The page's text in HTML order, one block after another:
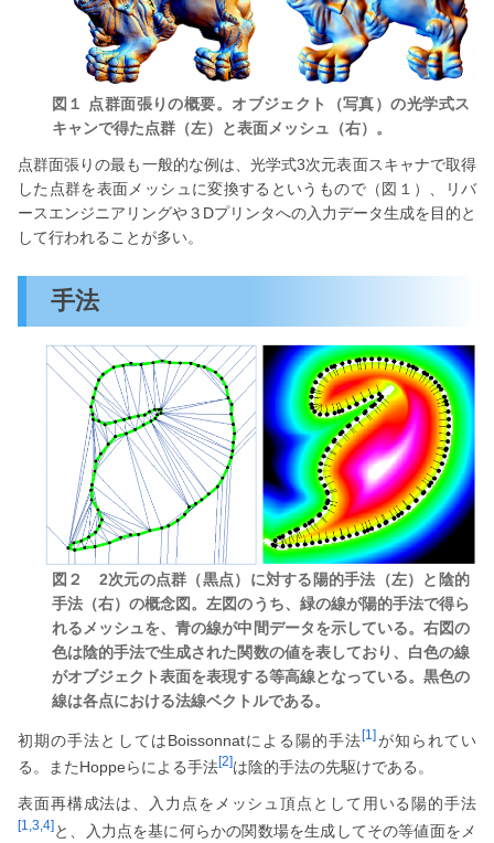
図１ 点群面張りの概要。オブジェクト（写真）の光学式ス
キャンで得た点群（左）と表面メッシュ（右）。
点群面張りの最も一般的な例は、光学式3次元表面スキャナで取得
した点群を表面メッシュに変換するというもので（図１）、リバ
ースエンジニアリングや３Dプリンタへの入力データ生成を目的と
して行われることが多い。
手法
図２ 2次元の点群（黒点）に対する陽的手法（左）と陰的
手法（右）の概念図。左図のうち、緑の線が陽的手法で得ら
れるメッシュを、青の線が中間データを示している。右図の
色は陰的手法で生成された関数の値を表しており、白色の線
がオブジェクト表面を表現する等高線となっている。黒色の
線は各点における法線ベクトルである。
初期の手法としてはBoissonnatによる陽的手法[1]が知られてい
る。またHoppeらによる手法[2]は陰的手法の先駆けである。
表面再構成法は、入力点をメッシュ頂点として用いる陽的手法
[1,3,4] と、入力点を基に何らかの関数場を生成してその等値面をメ